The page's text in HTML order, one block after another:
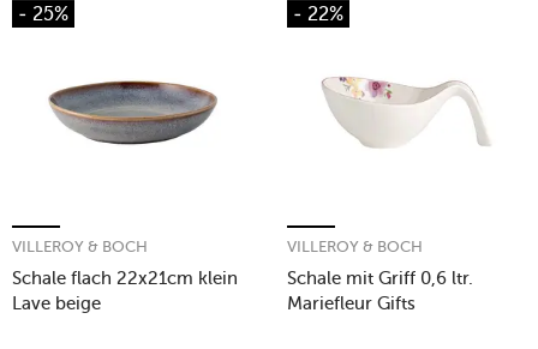
- 25%
Schale flach 22x21cm klein
Lave beige
VILLEROY & BOCH
- 22%
Schale mit Griff 0,6 ltr.
Mariefleur Gifts
VILLEROY & BOCH